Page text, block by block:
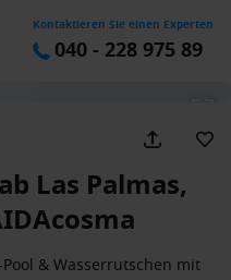
Kontaktieren Sie einen Experten
040 - 228 975 89
Las Palmas,
& Wasserrutschen mit